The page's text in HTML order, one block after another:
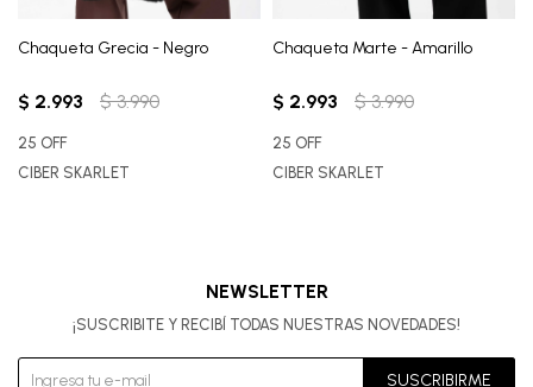
Chaqueta Grecia - Negro
$ 2.993 $ 3.990
25 OFF
CIBER SKARLET
Chaqueta Marte - Amarillo
$ 2.993 $ 3.990
25 OFF
CIBER SKARLET
NEWSLETTER
¡SUSCRIBITE Y RECIBÍ TODAS NUESTRAS NOVEDADES!
SUSCRIBIRME